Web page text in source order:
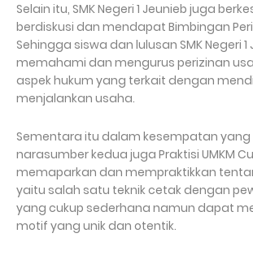
Selain itu, SMK Negeri 1 Jeunieb juga
berdiskusi dan mendapat Bimbingan
Sehingga siswa dan lulusan SMK Negeri
memahami dan mengurus perizinan
aspek hukum yang terkait dengan
menjalankan usaha.
Sementara itu dalam kesempatan yang
narasumber kedua juga Praktisi UMKM
memaparkan dan mempraktikkan
yaitu salah satu teknik cetak dengan
yang cukup sederhana namun dapat
motif yang unik dan otentik.